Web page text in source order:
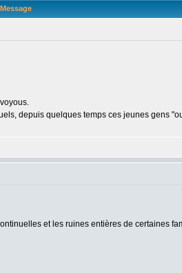
Message
depuis quelques temps ces jeunes gens
et les ruines entières de certaines